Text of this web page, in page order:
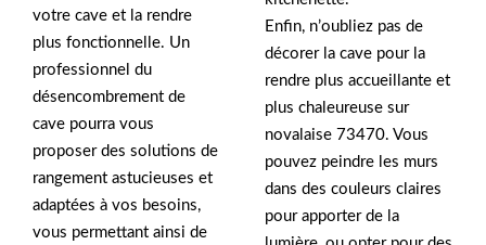
votre cave et la rendre
plus fonctionnelle. Un
professionnel du
désencombrement de
cave pourra vous
proposer des solutions de
rangement astucieuses et
adaptées à vos besoins,
vous permettant ainsi de
Enfin, n’oubliez pas de
décorer la cave pour la
rendre plus accueillante et
plus chaleureuse sur
novalaise 73470. Vous
pouvez peindre les murs
dans des couleurs claires
pour apporter de la